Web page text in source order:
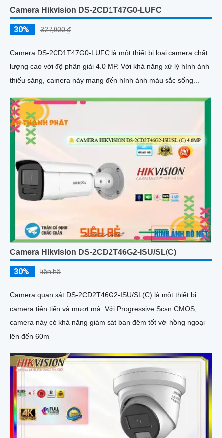
Camera Hikvision DS-2CD1T47G0-LUFC
30% 327,000 ₫
Camera DS-2CD1T47G0-LUFC là một thiết bị loại camera chất
lượng cao với độ phân giải 4.0 MP. Với khả năng xử lý hình ảnh
thiếu sáng, camera này mang đến hình ảnh màu sắc sống...
Camera Hikvision DS-2CD2T46G2-ISU/SL(C)
30% liên hệ
Camera quan sát DS-2CD2T46G2-ISU/SL(C) là một thiết bị
camera tiên tiến và mượt mà. Với Progressive Scan CMOS,
camera này có khả năng giám sát ban đêm tốt với hồng ngoại
lên đến 60m